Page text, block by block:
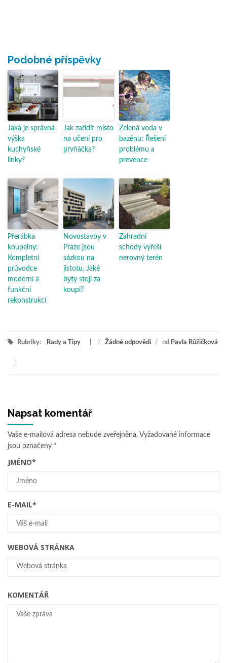
Podobné příspěvky
Jaká je správná
výška
kuchyňské
linky?
Jak zařídit místo
na učení pro
prvňáčka?
Zelená voda v
bazénu: Řešení
problému a
prevence
Přerábka
koupelny:
Kompletní
průvodce
moderní a
funkční
rekonstrukcí
Novostavby v
Praze jsou
sázkou na
jistotu. Jaké
byty stojí za
koupi?
Zahradní
schody vyřeší
nerovný terén
Rubriky: Rady a Tipy / Žádné odpovědi / od Pavla Růžičková
Napsat komentář
Vaše e-mailová adresa nebude zveřejněna. Vyžadované informace
jsou označeny *
JMÉNO*
E-MAIL*
WEBOVÁ STRÁNKA
KOMENTÁŘ